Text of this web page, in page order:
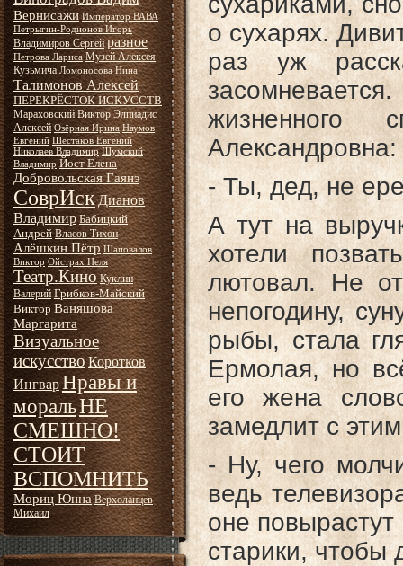
Вернисажи Император ВАВА
Петрыгин-Родионов Игорь
Владимиров Сергей разное
Петрова Лариса Музей Алексея
Кузьмича Ломоносова Нина
Талимонов Алексей
ПЕРЕКРЁСТОК ИСКУССТВ
Мараховский Виктор Элпиадис
Алексей Озёрная Ирина Наумов
Евгений Шестаков Евгений
Николаев Владимир Шумский
Владимир Йост Елена
Добровольская Гаянэ
СоврИскДианов
Владимир Бабицкий
Андрей Власов Тихон
Алёшкин Пётр Шаповалов
Виктор Ойстрах Неля
Театр.Кино Куклин
Валерий Грибков-Майский
Виктор Ваняшова
Маргарита
Визуальное
искусствоКоротков
ИнгварНравы и
моральНЕ
СМЕШНО!
СТОИТ
ВСПОМНИТЬ
Мориц Юнна Верхоланцев
Михаил
о сухарях.
раз уж
жизненного
Александровна:
- Ты, дед, не
А тут на
хотели
лютовал. Не
непогодину,
рыбы, стала
Ермолая, но
его жена
замедлит с
- Ну, чего
ведь
оне
старики, чтобы